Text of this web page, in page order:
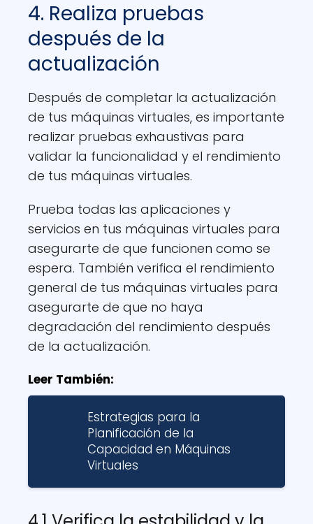
4. Realiza pruebas
después de la
actualización
Después de completar la actualización
de tus máquinas virtuales, es importante
realizar pruebas exhaustivas para
validar la funcionalidad y el rendimiento
de tus máquinas virtuales.
Prueba todas las aplicaciones y
servicios en tus máquinas virtuales para
asegurarte de que funcionen como se
espera. También verifica el rendimiento
general de tus máquinas virtuales para
asegurarte de que no haya
degradación del rendimiento después
de la actualización.
Leer También:
Estrategias para la
Planificación de la
Capacidad en Máquinas
Virtuales